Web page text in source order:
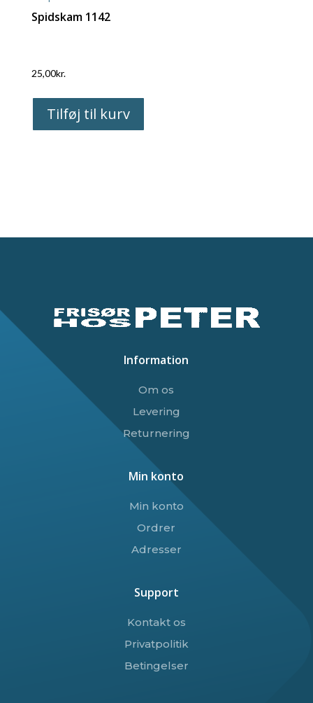
Spidskam 1142
25,00kr.
Tilføj til kurv
Information
Om os
Levering
Returnering
Min konto
Min konto
Ordrer
Adresser
Support
Kontakt os
Privatpolitik
Betingelser